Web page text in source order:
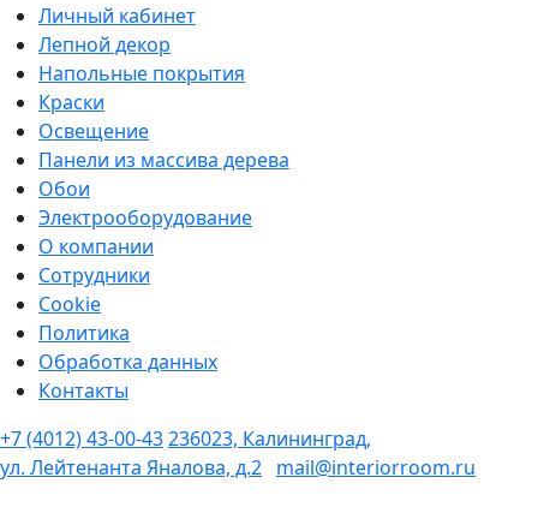
Личный кабинет
Лепной декор
Напольные покрытия
Краски
Освещение
Панели из массива дерева
Обои
Электрооборудование
О компании
Сотрудники
Cookie
Политика
Обработка данных
Контакты
+7 (4012) 43-00-43236023, Калининград,
ул. Лейтенанта Яналова, д.2 mail@interiorroom.ru